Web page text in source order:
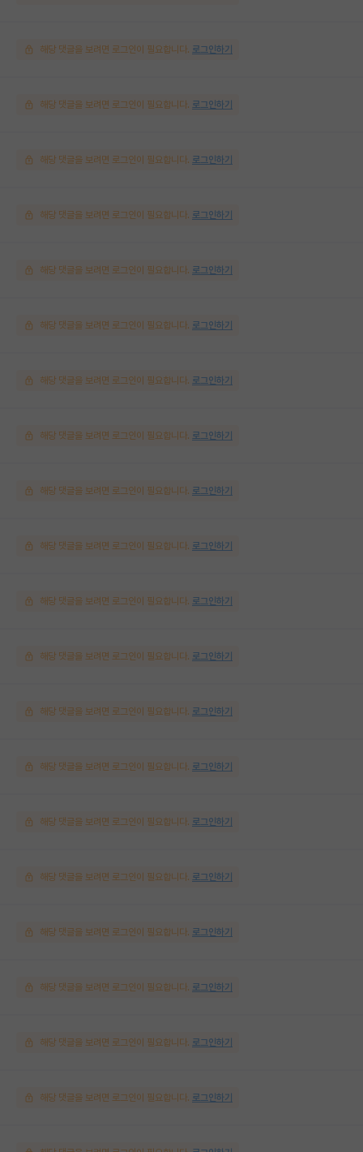
해당 댓글을 보려면 로그인이 필요합니다. 로그인하기
해당 댓글을 보려면 로그인이 필요합니다. 로그인하기
해당 댓글을 보려면 로그인이 필요합니다. 로그인하기
해당 댓글을 보려면 로그인이 필요합니다. 로그인하기
해당 댓글을 보려면 로그인이 필요합니다. 로그인하기
해당 댓글을 보려면 로그인이 필요합니다. 로그인하기
해당 댓글을 보려면 로그인이 필요합니다. 로그인하기
해당 댓글을 보려면 로그인이 필요합니다. 로그인하기
해당 댓글을 보려면 로그인이 필요합니다. 로그인하기
해당 댓글을 보려면 로그인이 필요합니다. 로그인하기
해당 댓글을 보려면 로그인이 필요합니다. 로그인하기
해당 댓글을 보려면 로그인이 필요합니다. 로그인하기
해당 댓글을 보려면 로그인이 필요합니다. 로그인하기
해당 댓글을 보려면 로그인이 필요합니다. 로그인하기
해당 댓글을 보려면 로그인이 필요합니다. 로그인하기
해당 댓글을 보려면 로그인이 필요합니다. 로그인하기
해당 댓글을 보려면 로그인이 필요합니다. 로그인하기
해당 댓글을 보려면 로그인이 필요합니다. 로그인하기
해당 댓글을 보려면 로그인이 필요합니다. 로그인하기
해당 댓글을 보려면 로그인이 필요합니다. 로그인하기